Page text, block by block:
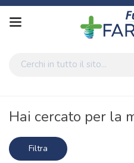
Home Marche parafarmaci
Hai cercato per la
Filtra